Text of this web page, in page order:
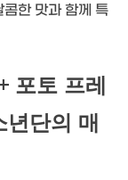
한 맛과 함께 특
포토 프레
단의 매